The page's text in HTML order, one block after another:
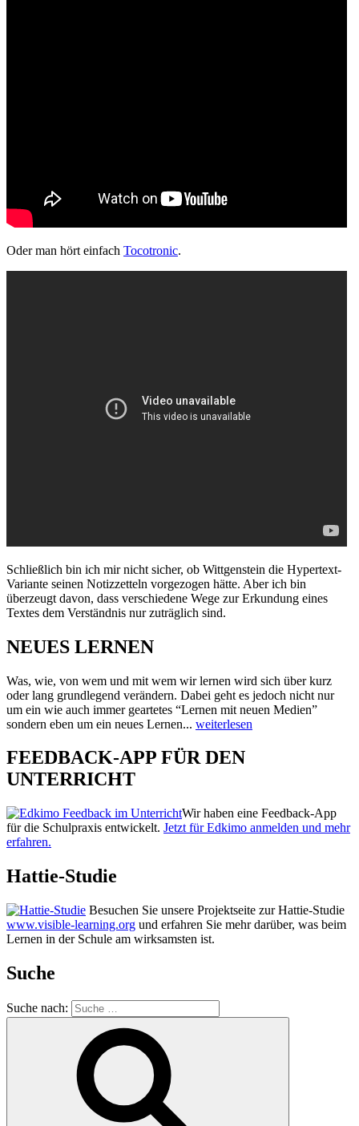
Oder man hört einfach Tocotronic.
Schließlich bin ich mir nicht sicher, ob Wittgenstein die Hypertext-
Variante seinen Notizzetteln vorgezogen hätte. Aber ich bin
überzeugt davon, dass verschiedene Wege zur Erkundung eines
Textes dem Verständnis nur zuträglich sind.
NEUES LERNEN
Was, wie, von wem und mit wem wir lernen wird sich über kurz
oder lang grundlegend verändern. Dabei geht es jedoch nicht nur
um ein wie auch immer geartetes “Lernen mit neuen Medien”
sondern eben um ein neues Lernen... weiterlesen
FEEDBACK-APP FÜR DEN
UNTERRICHT
Wir haben eine Feedback-App
für die Schulpraxis entwickelt. Jetzt für Edkimo anmelden und mehr
erfahren.
Hattie-Studie
Besuchen Sie unsere Projektseite zur Hattie-Studie
www.visible-learning.org und erfahren Sie mehr darüber, was beim
Lernen in der Schule am wirksamsten ist.
Suche
Suche nach: